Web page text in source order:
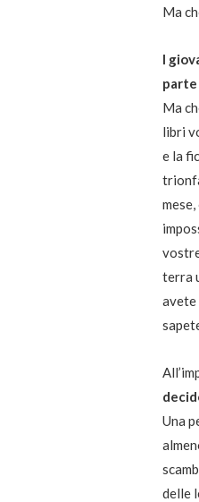
Ma
I
parte
Ma
libri
e la
terra
avete
Una
delle